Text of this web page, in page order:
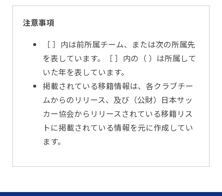
注意事項
［ ］内は前所属チーム、または次の所属先
を表しています。［ ］内の（ ）は所属して
いた年を表しています。
掲載されている移籍情報は、各クラブチー
ムからのリリース、及び（公財）日本サッ
カー協会からリリースされている移籍リス
トに掲載されている情報を元に作成してい
ます。